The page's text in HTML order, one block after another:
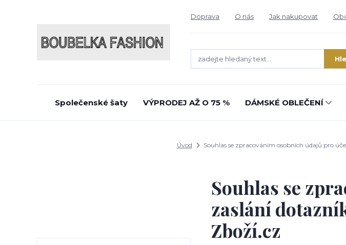
Doprava O nás Jak nakupovat
Společenské šaty VÝPRODEJ AŽ O 75 % DÁMSKÉ OBLEČENÍ
Úvod Souhlas se zpracováním osobních údajů pro
Souhlas se
zaslání
Zboží.cz